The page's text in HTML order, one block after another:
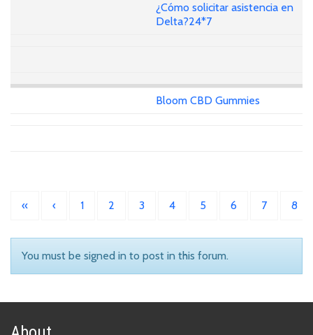
¿Cómo solicitar asistencia en
Delta?24*7
Bloom CBD Gummies
« ‹ 1 2 3 4 5 6 7 8
You must be signed in to post in this forum.